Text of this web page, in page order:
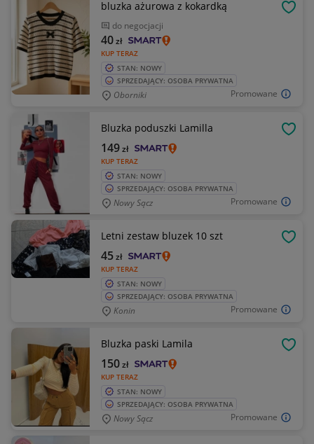
Promowane
bluzka ażurowa z kokardką
do negocjacji
KUP TERAZ
40zł
STAN: NOWY
SPRZEDAJĄCY: OSOBA PRYWATNA
Oborniki
Promowane
Bluzka poduszki Lamilla
KUP TERAZ
149zł
STAN: NOWY
SPRZEDAJĄCY: OSOBA PRYWATNA
Nowy Sącz
Promowane
Letni zestaw bluzek 10 szt
KUP TERAZ
45zł
STAN: NOWY
SPRZEDAJĄCY: OSOBA PRYWATNA
Konin
Promowane
Bluzka paski Lamila
KUP TERAZ
150zł
STAN: NOWY
SPRZEDAJĄCY: OSOBA PRYWATNA
Nowy Sącz